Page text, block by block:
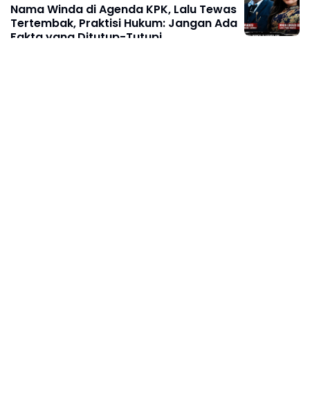
Nama Winda di Agenda KPK, Lalu Tewas
Tertembak, Praktisi Hukum: Jangan Ada
Fakta yang Ditutup-Tutupi